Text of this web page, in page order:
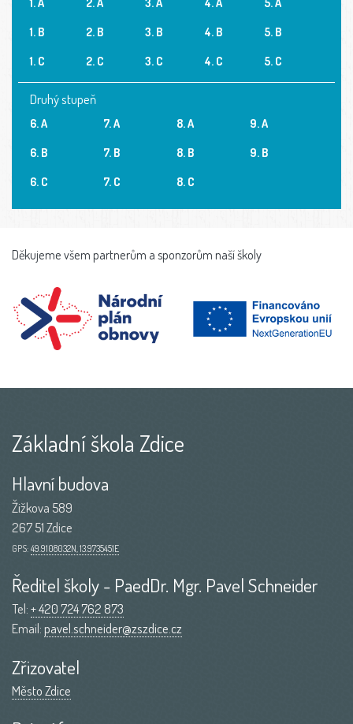
1. B
1. C
2. B
2. C
3. B
3. C
4. B
4. C
5. B
5. C
Druhý stupeň
6. A
6. B
6. C
7. A
7. B
7. C
8. A
8. B
8. C
9. A
9. B
Děkujeme všem partnerům a sponzorům naší školy
Základní škola Zdice
Hlavní budova
Žižkova 589
267 51 Zdice
GPS: 49.9108032N, 13.9735451E
Ředitel školy - PaedDr. Mgr. Pavel Schneider
Tel:+ 420 724 762 873
Email:pavel.schneider@zszdice.cz
Zřizovatel
Město Zdice